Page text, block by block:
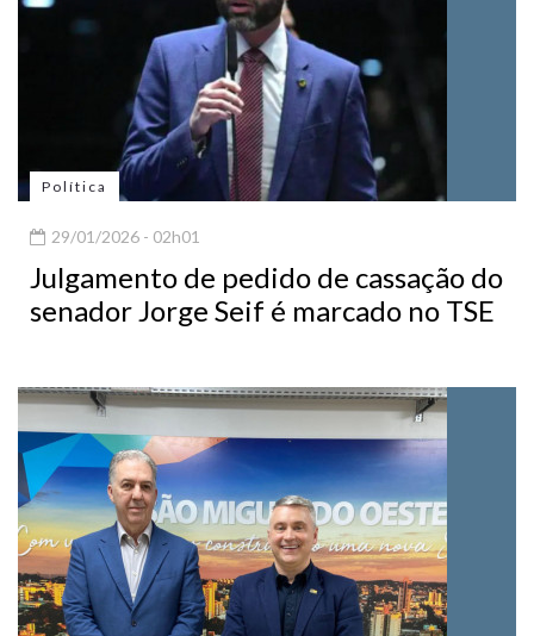
Política
29/01/2026 - 02h01
Julgamento de pedido de cassação do
senador Jorge Seif é marcado no TSE